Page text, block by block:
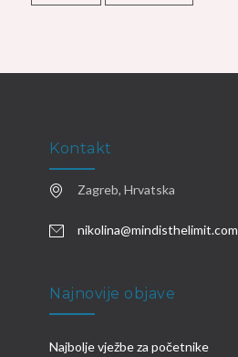
Kontakt
Zagreb, Hrvatska
nikolina@mindisthelimit.com
Najnovije objave
Najbolje vježbe za početnike